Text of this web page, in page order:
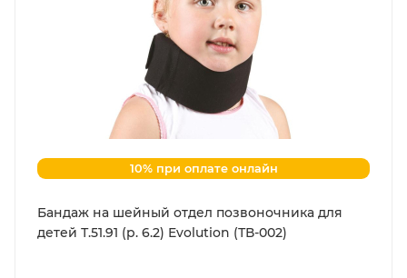
10% при оплате онлайн
Бандаж на шейный отдел позвоночника для
детей Т.51.91 (р. 6.2) Evolution (ТВ-002)